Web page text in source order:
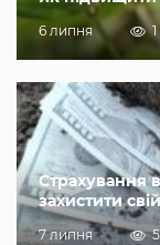
6 липня 1
Страхування
захистити
7 липня